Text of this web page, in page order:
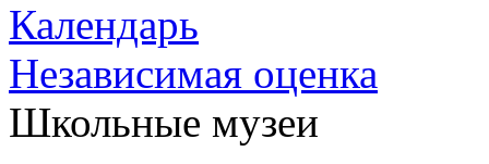
Календарь
Независимая оценка
Школьные музеи